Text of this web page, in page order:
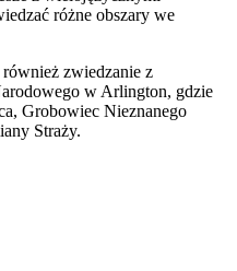
różne obszary we
zwiedzanie z
w Arlington, gdzie
Grobowiec Nieznanego
Straży.